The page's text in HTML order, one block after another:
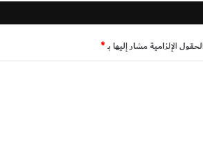
الحقول الإلزامية مشار إليها بـ*